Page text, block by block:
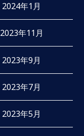
2024年1月
2023年11月
2023年9月
2023年7月
2023年5月